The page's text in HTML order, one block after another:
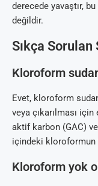
derecede yavaştır,
değildir.
Sıkça Sorulan
Kloroform
Evet, kloroform
veya çıkarılması
aktif karbon (GAC)
içindeki kloroformun
Kloroform yok